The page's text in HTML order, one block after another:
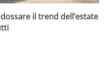
il trend dell’estate